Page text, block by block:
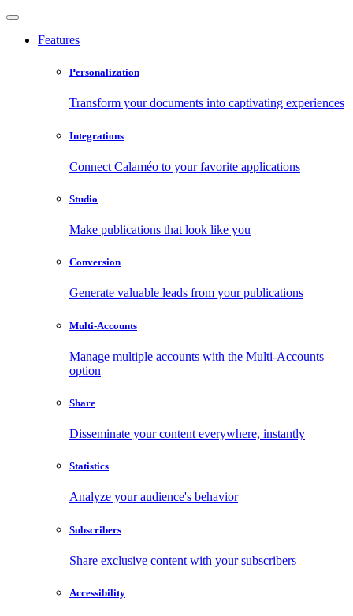
Features
Personalization
Transform your documents into captivating experiences
Integrations
Connect Calaméo to your favorite applications
Studio
Make publications that look like you
Conversion
Generate valuable leads from your publications
Multi-Accounts
Manage multiple accounts with the Multi-Accounts
option
Share
Disseminate your content everywhere, instantly
Statistics
Analyze your audience's behavior
Subscribers
Share exclusive content with your subscribers
Accessibility